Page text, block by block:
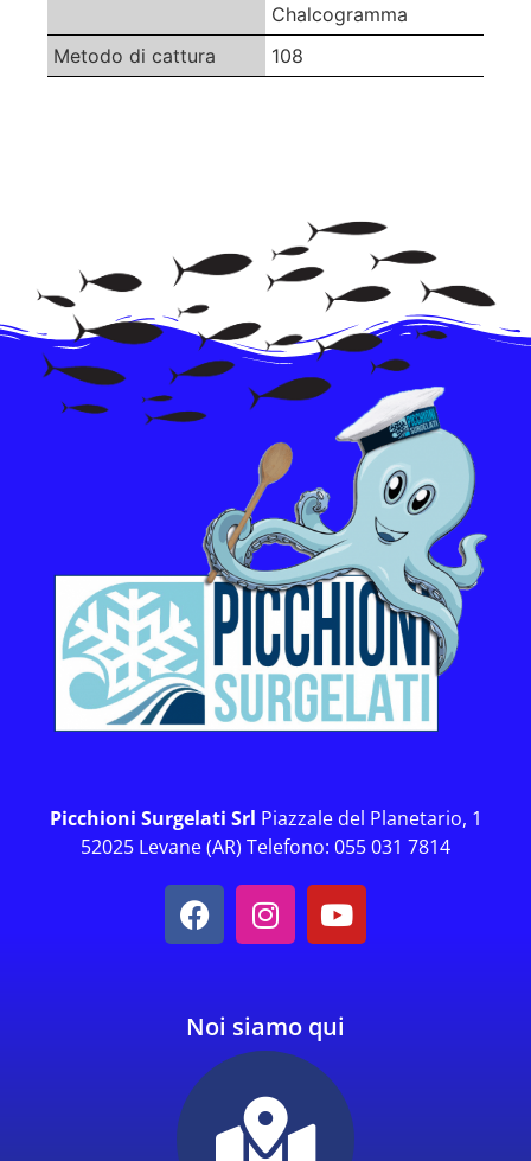
Chalcogramma
Metodo di cattura
108
Picchioni Surgelati Srl Piazzale del Planetario, 1
52025 Levane (AR) Telefono: 055 031 7814
Noi siamo qui